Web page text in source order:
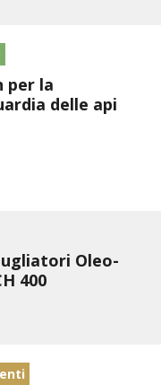
per la
delle api
Oleo-
400